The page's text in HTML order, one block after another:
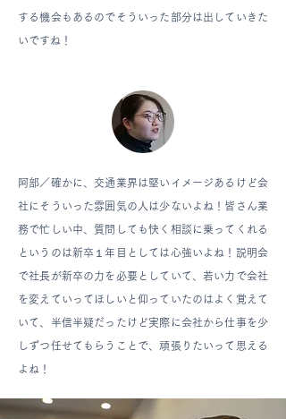
する機会もあるのでそういった部分は出していきた
いですね！
阿部／確かに、交通業界は堅いイメージあるけど会
社にそういった雰囲気の人は少ないよね！皆さん業
務で忙しい中、質問しても快く相談に乗ってくれる
というのは新卒１年目としては心強いよね！説明会
で社長が新卒の力を必要としていて、若い力で会社
を変えていってほしいと仰っていたのはよく覚えて
いて、半信半疑だったけど実際に会社から仕事を少
しずつ任せてもらうことで、頑張りたいって思える
よね！